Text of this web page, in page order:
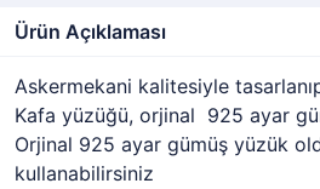
Ürün Açıklaması
Askermekani kalitesiyle
Kafa yüzüğü, orjinal 925 ayar
Orjinal 925 ayar gümüş yüzük
kullanabilirsiniz